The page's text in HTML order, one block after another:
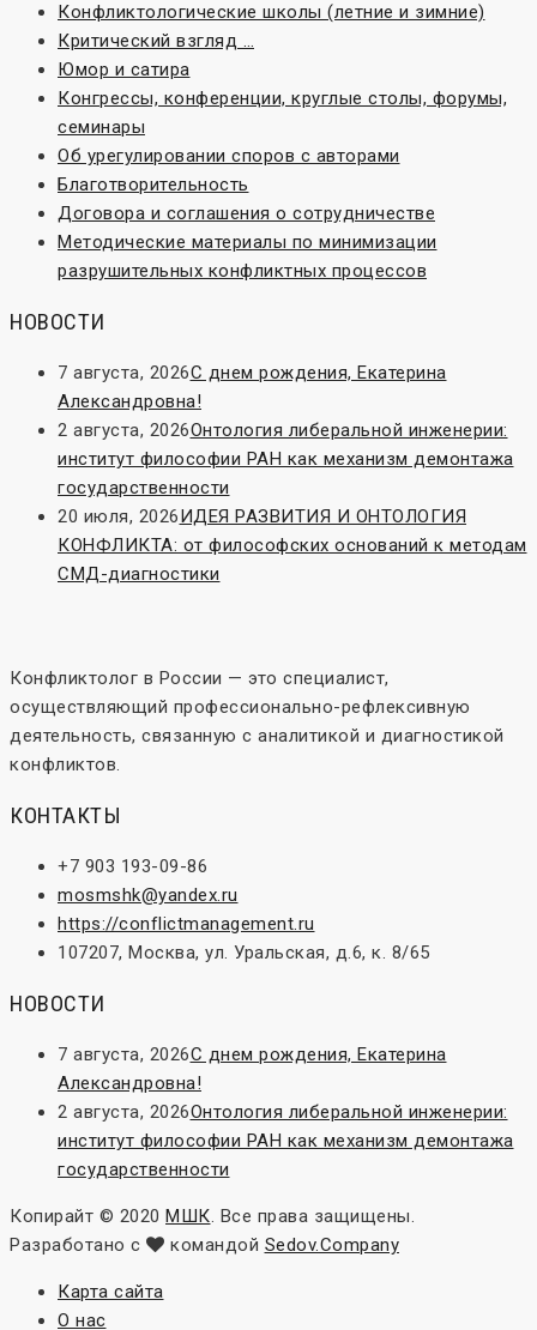
Конфликтологические школы (летние и зимние)
Критический взгляд …
Юмор и сатира
Конгрессы, конференции, круглые столы, форумы,
семинары
Об урегулировании споров с авторами
Благотворительность
Договора и соглашения о сотрудничестве
Методические материалы по минимизации
разрушительных конфликтных процессов
НОВОСТИ
7 августа, 2026С днем рождения, Екатерина
Александровна!
2 августа, 2026Онтология либеральной инженерии:
институт философии РАН как механизм демонтажа
государственности
20 июля, 2026ИДЕЯ РАЗВИТИЯ И ОНТОЛОГИЯ
КОНФЛИКТА: от философских оснований к методам
СМД-диагностики
Конфликтолог в России — это специалист,
осуществляющий профессионально-рефлексивную
деятельность, связанную с аналитикой и диагностикой
конфликтов.
КОНТАКТЫ
+7 903 193-09-86
mosmshk@yandex.ru
https://conflictmanagement.ru
107207, Москва, ул. Уральская, д.6, к. 8/65
НОВОСТИ
7 августа, 2026С днем рождения, Екатерина
Александровна!
2 августа, 2026Онтология либеральной инженерии:
институт философии РАН как механизм демонтажа
государственности
Копирайт © 2020 МШК. Все права защищены.
Разработано с
командой Sedov.Company
Карта сайта
О нас